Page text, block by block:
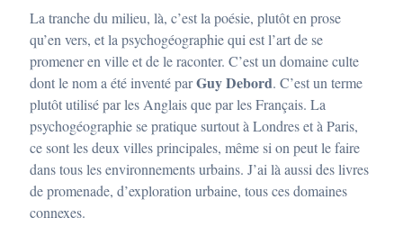
La tranche du milieu, là, c’est la poésie, plutôt en prose
qu’en vers, et la psychogéographie qui est l’art de se
promener en ville et de le raconter. C’est un domaine culte
dont le nom a été inventé parGuy Debord. C’est un terme
plutôt utilisé par les Anglais que par les Français. La
psychogéographie se pratique surtout à Londres et à Paris,
ce sont les deux villes principales, même si on peut le faire
dans tous les environnements urbains. J’ai là aussi des livres
de promenade, d’exploration urbaine, tous ces domaines
connexes.